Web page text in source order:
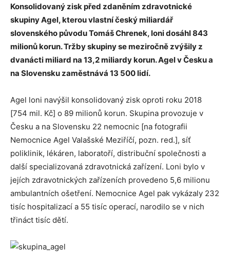
Konsolidovaný zisk před zdaněním zdravotnické
skupiny Agel, kterou vlastní český miliardář
slovenského původu Tomáš Chrenek, loni dosáhl 843
milionů korun. Tržby skupiny se meziročně zvýšily z
dvanácti miliard na 13,2 miliardy korun. Agel v Česku a
na Slovensku zaměstnává 13 500 lidí.
Agel loni navýšil konsolidovaný zisk oproti roku 2018
[754 mil. Kč] o 89 milionů korun. Skupina provozuje v
Česku a na Slovensku 22 nemocnic [na fotografii
Nemocnice Agel Valašské Meziříčí, pozn. red.], síť
poliklinik, lékáren, laboratoří, distribuční společnosti a
další specializovaná zdravotnická zařízení. Loni bylo v
jejích zdravotnických zařízeních provedeno 5,6 milionu
ambulantních ošetření. Nemocnice Agel pak vykázaly 232
tisíc hospitalizací a 55 tisíc operací, narodilo se v nich
třináct tisíc dětí.